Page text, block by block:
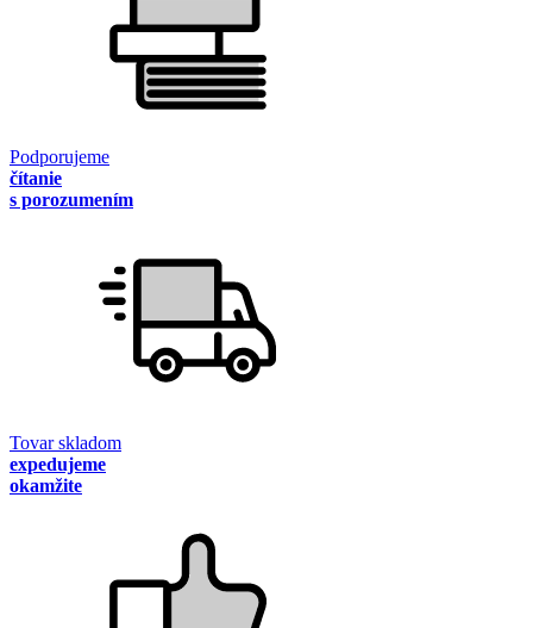
Podporujeme
čítanie
s porozumením
Tovar skladom
expedujeme
okamžite